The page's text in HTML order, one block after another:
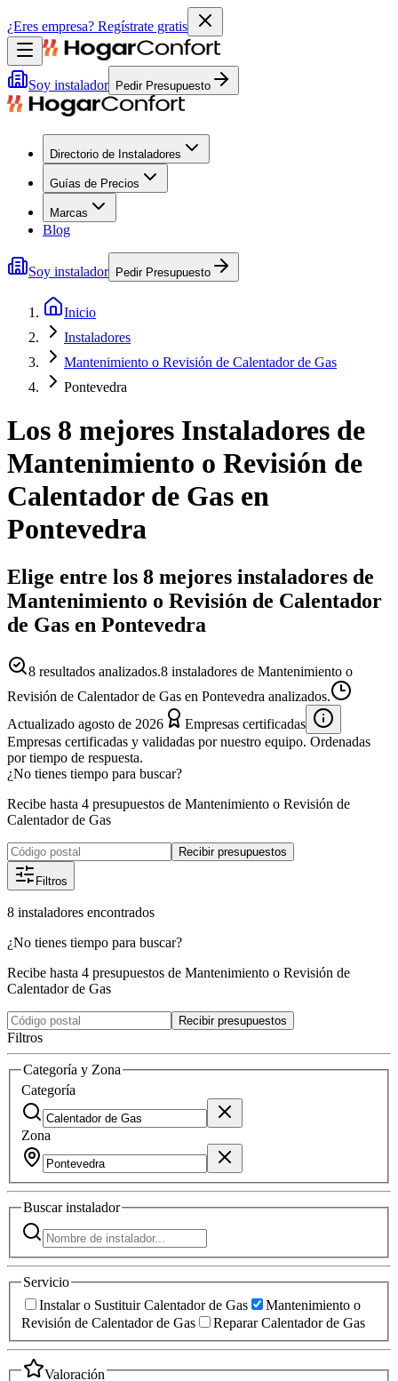
¿Eres empresa? Regístrate gratis
Soy instalador Pedir Presupuesto
Directorio de Instaladores
Guías de Precios
Marcas
Blog
Soy instalador Pedir Presupuesto
Inicio
Instaladores
Mantenimiento o Revisión de Calentador de Gas
Pontevedra
Los 8 mejores Instaladores de
Mantenimiento o Revisión de
Calentador de Gas en
Pontevedra
Elige entre los 8 mejores instaladores de
Mantenimiento o Revisión de Calentador
de Gas en Pontevedra
8 resultados analizados.8 instaladores de Mantenimiento o
Revisión de Calentador de Gas en Pontevedra analizados.
Actualizado agosto de 2026
Empresas certificadas
Empresas certificadas y validadas por nuestro equipo. Ordenadas
por tiempo de respuesta.
¿No tienes tiempo para buscar?
Recibe hasta 4 presupuestos de Mantenimiento o Revisión de
Calentador de Gas
Recibir presupuestos
Filtros
8 instaladores encontrados
¿No tienes tiempo para buscar?
Recibe hasta 4 presupuestos de Mantenimiento o Revisión de
Calentador de Gas
Recibir presupuestos
Filtros
Categoría y Zona
Categoría
Zona
Buscarinstalador
Servicio
Instalar o Sustituir Calentador de Gas
Mantenimiento o
Revisión de Calentador de Gas
Reparar Calentador de Gas
Valoración